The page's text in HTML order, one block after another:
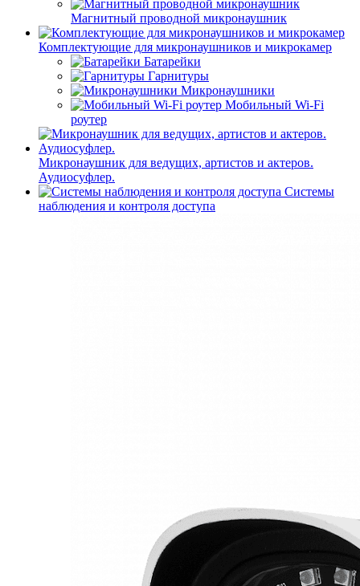
Магнитный проводной микронаушник
Комплектующие для микронаушников и микрокамер
Батарейки
Гарнитуры
Микронаушники
Мобильный Wi-Fi
роутер
Микронаушник для ведущих, артистов и актеров.
Аудиосуфлер.
Системы
наблюдения и контроля доступа